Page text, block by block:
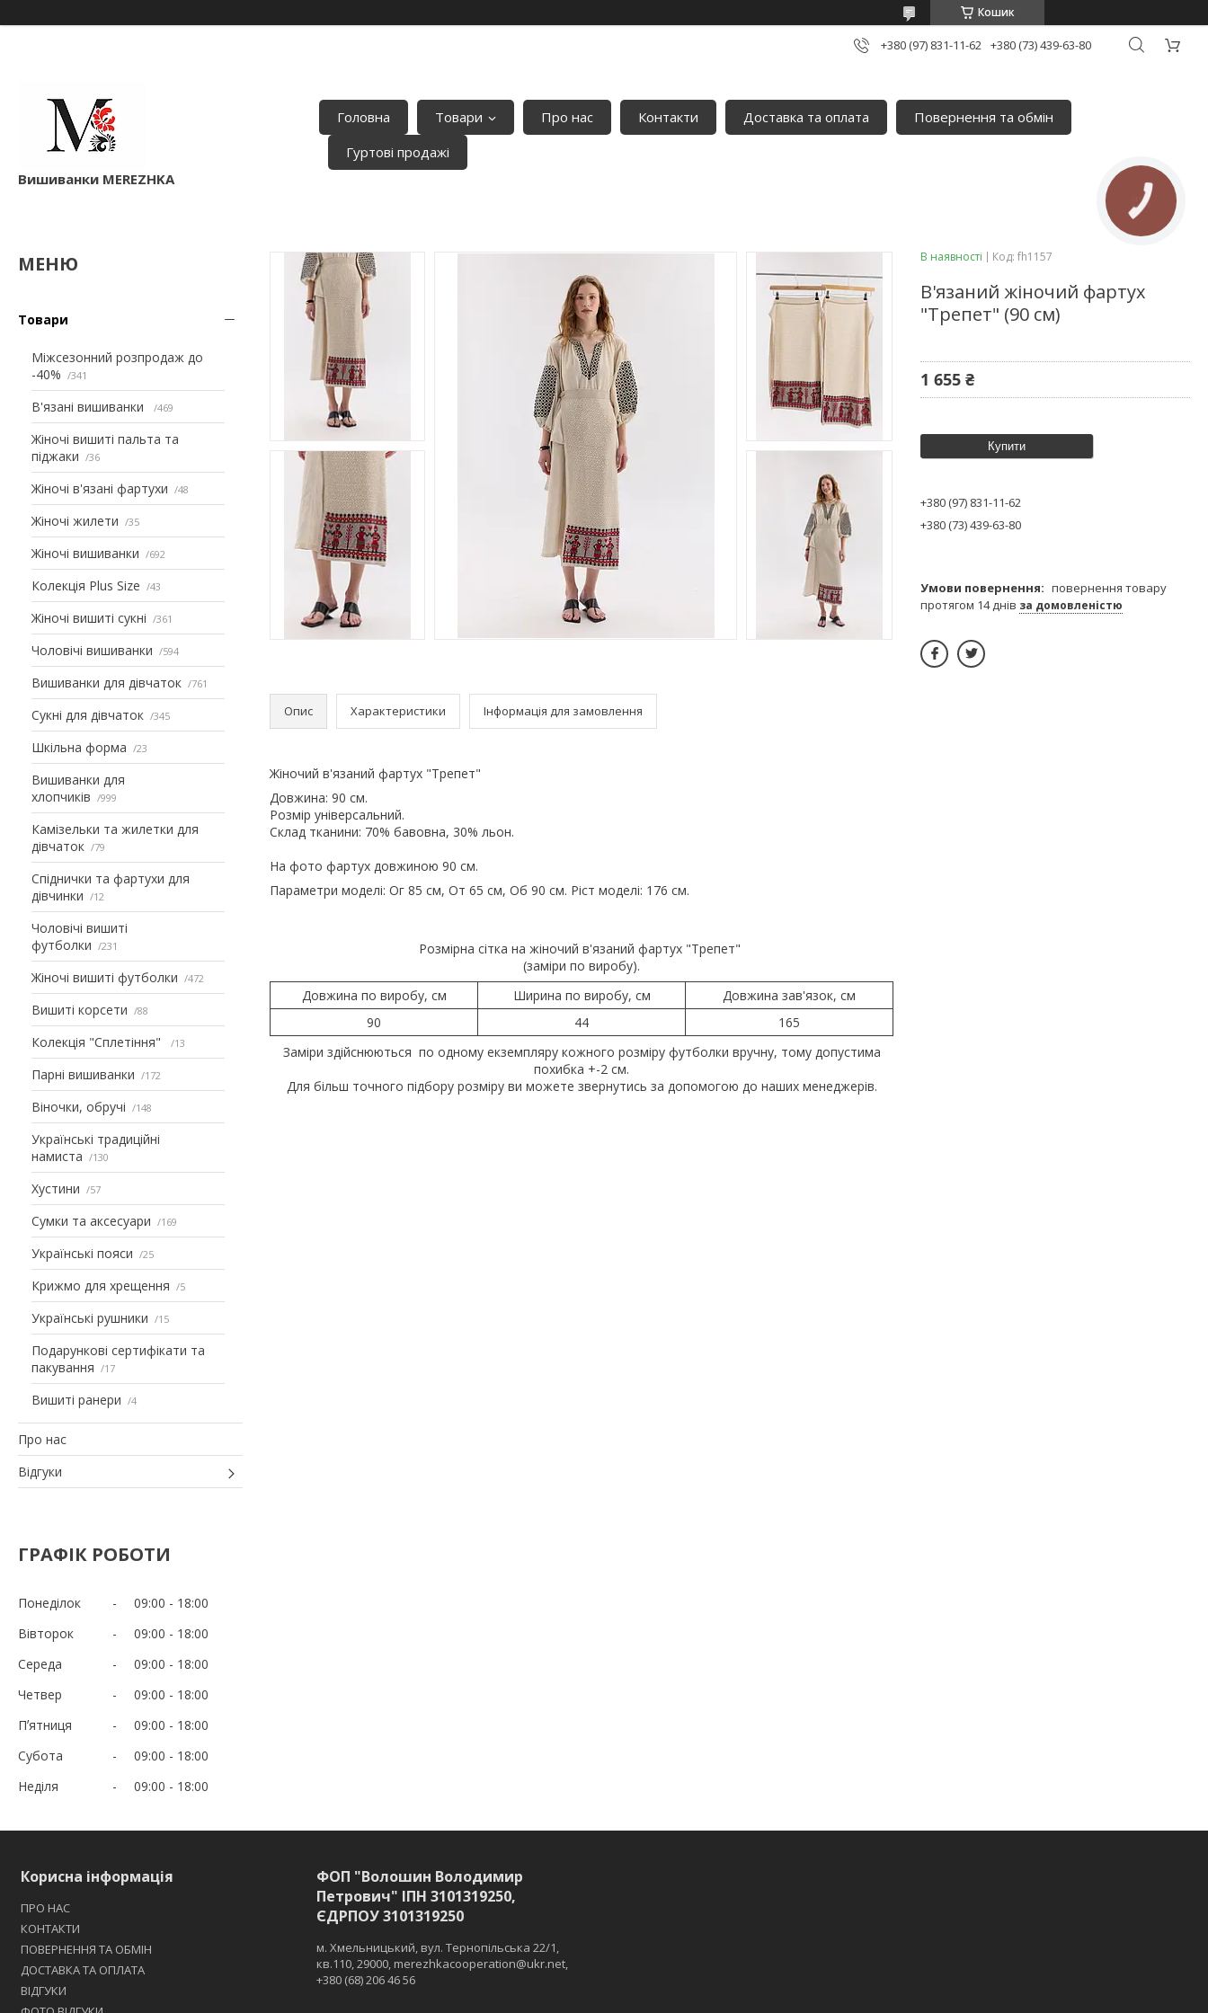
Кошик
+380 (97) 831-11-62 +380 (73) 439-63-80
Вишиванки MEREZHKA
Головна Товари Про нас Контакти Доставка та оплата
Повернення та обмін
Гуртові продажі
Товари
Міжсезонний розпродаж до
-40%
341
В'язані вишиванки 469
Жіночі вишиті пальта та
піджаки
36
Жіночі в'язані фартухи 48
Жіночі жилети 35
Жіночі вишиванки 692
Колекція Plus Size 43
Жіночі вишиті сукні 361
Чоловічі вишиванки 594
Вишиванки для дівчаток 761
Сукні для дівчаток 345
Шкільна форма 23
Вишиванки для
хлопчиків
999
Камізельки та жилетки для
дівчаток
79
Спіднички та фартухи для
дівчинки
12
Чоловічі вишиті
футболки
231
Жіночі вишиті футболки 472
Вишиті корсети 88
Колекція "Сплетіння" 13
Парні вишиванки 172
Віночки, обручі 148
Українські традиційні
намиста
130
Хустини 57
Сумки та аксесуари 169
Українські пояси 25
Крижмо для хрещення 5
Українські рушники 15
Подарункові сертифікати та
пакування
17
Вишиті ранери 4
Про нас
Відгуки
ГРАФІК РОБОТИ
Понеділок 09:00
18:00
Вівторок
09:00
18:00
Середа
09:00
18:00
Четвер
09:00
18:00
Пʼятниця
09:00
18:00
Субота
09:00
18:00
Неділя
09:00 18:00
Опис Характеристики Інформація для замовлення
Жіночий в'язаний фартух "Трепет"
Довжина: 90 см.
Розмір універсальний.
Склад тканини: 70% бавовна, 30% льон.
На фото фартух довжиною 90 см.
Параметри моделі: Ог 85 см, От 65 см, Об 90 см. Ріст моделі: 176 см.
Розмірна сітка на жіночий в'язаний фартух "Трепет"
(заміри по виробу).
Довжина по виробу, см
Ширина по виробу, см
Довжина зав'язок, см
90
44
165
Заміри здійснюються по одному екземпляру кожного розміру футболки вручну, тому допустима
похибка +-2 см.
Для більш точного підбору розміру ви можете звернутись за допомогою до наших менеджерів.
В наявності Код: fh1157
В'язаний жіночий фартух
"Трепет" (90 см)
1 655 ₴
Купити
+380 (97) 831-11-62
+380 (73) 439-63-80
повернення товару
протягом 14 днів за домовленістю
Корисна інформація
ПРО НАС
КОНТАКТИ
ПОВЕРНЕННЯ ТА ОБМІН
ДОСТАВКА ТА ОПЛАТА
ВІДГУКИ
ФОП "Волошин Володимир
Петрович" ІПН 3101319250,
ЄДРПОУ 3101319250
м. Хмельницький, вул. Тернопільська 22/1,
кв.110, 29000, merezhkacooperation@ukr.net,
+380 (68) 206 46 56
КНОПКА
ЗВ'ЯЗКУ